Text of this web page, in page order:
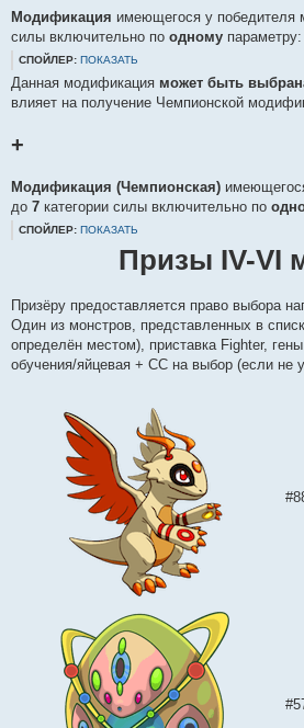
Модификация имеющегося у победителя
силы включительно по одному параметру:
СПОЙЛЕР: ПОКАЗАТЬ
Данная модификация может быть
влияет на получение Чемпионской
+
Модификация (Чемпионская)
до 7 категории силы включительно по
СПОЙЛЕР: ПОКАЗАТЬ
Призы IV-VI
Призёру предоставляется право выбора
Один из монстров, представленных в
определён местом), приставка Fighter,
обучения/яйцевая + СС на выбор (если не